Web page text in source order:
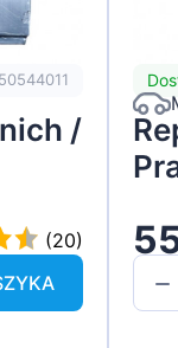
/
(20)